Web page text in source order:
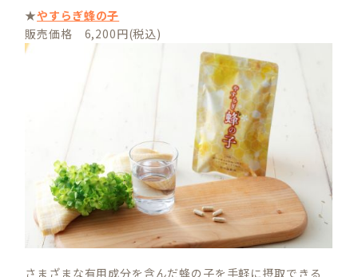
★やすらぎ蜂の子
販売価格 6,200円(税込)
さまざまな有用成分を含んだ蜂の子を手軽に摂取できる